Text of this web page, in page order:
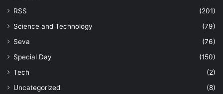
RSS
(201)
Science and Technology
(79)
Seva
(76)
Special Day
(150)
Tech
(2)
Uncategorized
(8)